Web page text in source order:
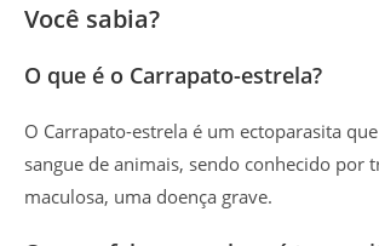
Você sabia?
O que é o Carrapato-estrela?
O Carrapato-estrela é um ectoparasita
sangue de animais, sendo conhecido por
maculosa, uma doença grave.